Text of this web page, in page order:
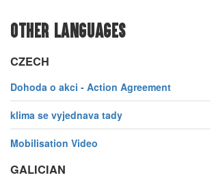
OTHER LANGUAGES
CZECH
Dohoda o akci - Action Agreement
klima se vyjednava tady
Mobilisation Video
GALICIAN